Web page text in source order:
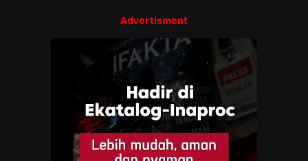
Advertisment